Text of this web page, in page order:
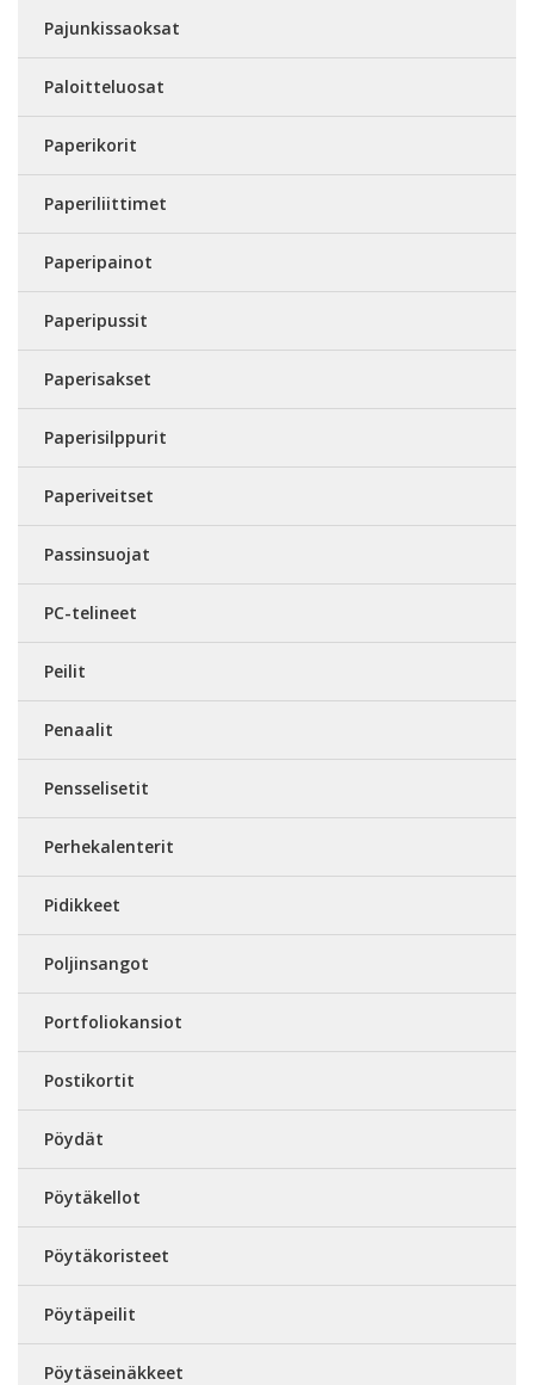
Pajunkissaoksat
Paloitteluosat
Paperikorit
Paperiliittimet
Paperipainot
Paperipussit
Paperisakset
Paperisilppurit
Paperiveitset
Passinsuojat
PC-telineet
Peilit
Penaalit
Pensselisetit
Perhekalenterit
Pidikkeet
Poljinsangot
Portfoliokansiot
Postikortit
Pöydät
Pöytäkellot
Pöytäkoristeet
Pöytäpeilit
Pöytäseinäkkeet